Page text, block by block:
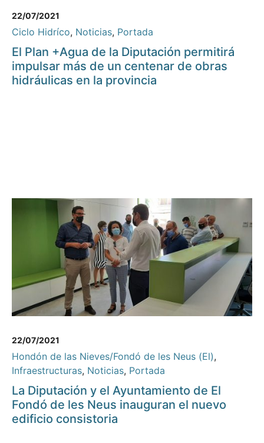
22/07/2021
Ciclo Hidríco, Noticias, Portada
El Plan +Agua de la Diputación permitirá
impulsar más de un centenar de obras
hidráulicas en la provincia
22/07/2021
Hondón de las Nieves/Fondó de les Neus (El),
Infraestructuras, Noticias, Portada
La Diputación y el Ayuntamiento de El
Fondó de les Neus inauguran el nuevo
edificio consistoria